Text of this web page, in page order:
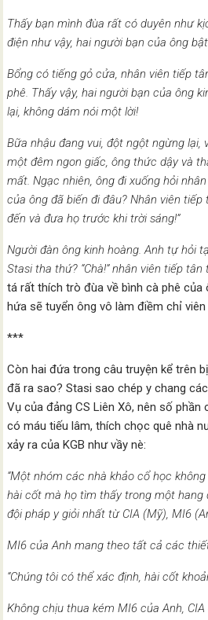
Thấy bạn mình đùa rất có duyên như
điện như vậy, hai người bạn của ông
Bổng có tiếng gỏ cửa, nhân viên tiếp
phê. Thấy vậy, hai người bạn của ông
lại, không dám nói một lời!
Bữa nhậu đang vui, đột ngột ngừng lại,
một đêm ngon giấc, ông thức dậy và
mất. Ngạc nhiên, ông đi xuống hỏi
của ông đã biến đi đâu? Nhân viên tiếp
đến và đưa họ trước khi trời sáng!”
Người đàn ông kinh hoàng. Anh tự hỏi
Stasi tha thứ? “Chà!” nhân viên tiếp
tá rất thích trò đùa về bình cà phê
hứa sẽ tuyển ông vô làm điềm chỉ viên
***
Còn hai đứa trong câu truyện kể trên
đã ra sao? Stasi sao chép y chang
Vụ của đảng CS Liên Xô, nên số phần
có máu tiếu lâm, thích chọc quê nhà
xảy ra của KGB như vầy nè:
“Một nhóm các nhà khảo cổ học
hài cốt mà họ tìm thấy trong một hang
đội pháp y giỏi nhất từ CIA (Mỹ), MI6
MI6 của Anh mang theo tất cả các
“Chúng tôi có thể xác định, hài cốt
Không chịu thua kém MI6 của Anh,